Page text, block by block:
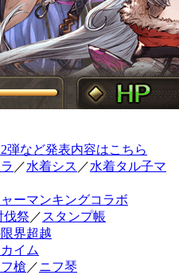
弾など発表内容はこちら
／水着シス ／水着タル子マ
ーマンキングコラボ
伐祭 ／ スタンプ帳
界超越
イム
槍 ／ニフ琴